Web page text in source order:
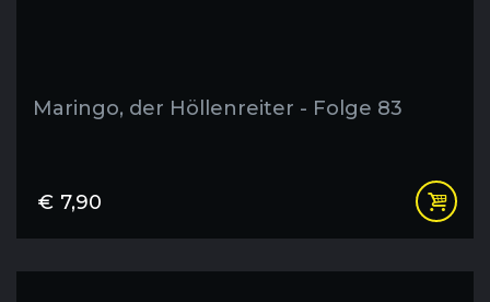
Maringo, der Höllenreiter - Folge 83
€ 7,90